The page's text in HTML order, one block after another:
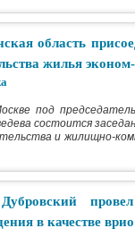
область
жилья
под
состоится
и жилищно-
в качестве